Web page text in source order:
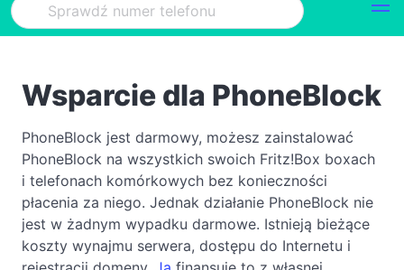
Wsparcie dla PhoneBlock
PhoneBlock jest darmowy, możesz zainstalować
PhoneBlock na wszystkich swoich Fritz!Box boxach
i telefonach komórkowych bez konieczności
płacenia za niego. Jednak działanie PhoneBlock nie
jest w żadnym wypadku darmowe. Istnieją bieżące
koszty wynajmu serwera, dostępu do Internetu i